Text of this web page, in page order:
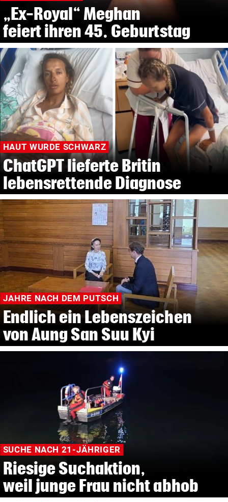
„Ex-Royal“ Meghan
feiert ihren 45. Geburtstag
HAUT WURDE SCHWARZ
ChatGPT lieferte Britin
lebensrettende Diagnose
JAHRE NACH DEM PUTSCH
Endlich ein Lebenszeichen
von Aung San Suu Kyi
SUCHE NACH 21-JÄHRIGER
Riesige Suchaktion,
weil junge Frau nicht abhob